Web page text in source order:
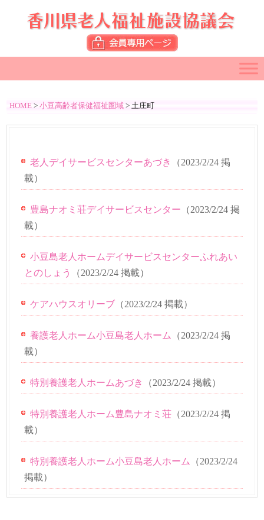
HOME >小豆高齢者保健福祉圏域 >土庄町
老人デイサービスセンターあづき （2023/2/24 掲
載）
豊島ナオミ荘デイサービスセンター （2023/2/24 掲
載）
小豆島老人ホームデイサービスセンターふれあい
とのしょう
（2023/2/24 掲載）
ケアハウスオリーブ （2023/2/24 掲載）
養護老人ホーム小豆島老人ホーム （2023/2/24 掲
載）
特別養護老人ホームあづき （2023/2/24 掲載）
特別養護老人ホーム豊島ナオミ荘 （2023/2/24 掲
載）
特別養護老人ホーム小豆島老人ホーム （2023/2/24
掲載）